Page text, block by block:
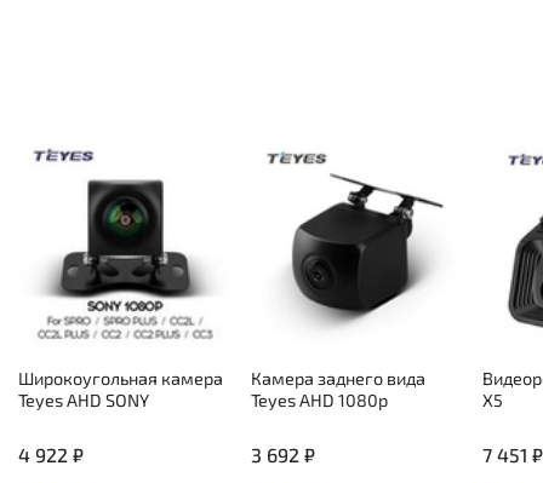
Широкоугольная камера
Teyes AHD SONY
4 922 ₽
Камера заднего вида
Teyes AHD 1080p
3 692 ₽
X5
7 451 ₽